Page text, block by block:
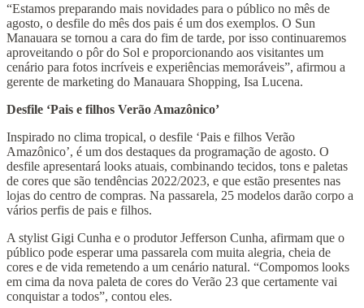
“Estamos preparando mais novidades para o público no mês de
agosto, o desfile do mês dos pais é um dos exemplos. O Sun
Manauara se tornou a cara do fim de tarde, por isso continuaremos
aproveitando o pôr do Sol e proporcionando aos visitantes um
cenário para fotos incríveis e experiências memoráveis”, afirmou a
gerente de marketing do Manauara Shopping, Isa Lucena.
Desfile ‘Pais e filhos Verão Amazônico’
Inspirado no clima tropical, o desfile ‘Pais e filhos Verão
Amazônico’, é um dos destaques da programação de agosto. O
desfile apresentará looks atuais, combinando tecidos, tons e paletas
de cores que são tendências 2022/2023, e que estão presentes nas
lojas do centro de compras. Na passarela, 25 modelos darão corpo a
vários perfis de pais e filhos.
A stylist Gigi Cunha e o produtor Jefferson Cunha, afirmam que o
público pode esperar uma passarela com muita alegria, cheia de
cores e de vida remetendo a um cenário natural. “Compomos looks
em cima da nova paleta de cores do Verão 23 que certamente vai
conquistar a todos”, contou eles.